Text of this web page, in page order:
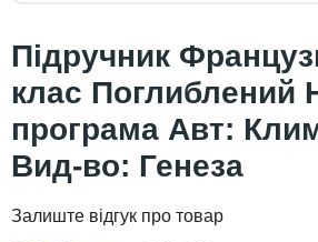
Підручник
клас Поглиблений
програма Авт:
Вид-во: Генеза